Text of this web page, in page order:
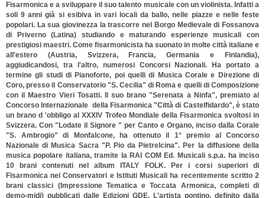
Fisarmonica e a sviluppare il suo talento musicale con un violinista. Infatti a
soli 9 anni già si esibiva in vari locali da ballo, nelle piazze e nelle feste
popolari. La sua giovinezza la trascorre nel Borgo Medievale di Fossanova
di Priverno (Latina) studiando e maturando esperienze musicali con
prestigiosi maestri. Come fisarmonicista ha suonato in molte città italiane e
all'estero (Austria, Svizzera, Francia, Germania e Finlandia),
aggiudicandosi, tra l'altro, numerosi Concorsi Nazionali. Ha portato a
termine gli studi di Pianoforte, poi quelli di Musica Corale e Direzione di
Coro, presso il Conservatorio "S. Cecilia" di Roma e quelli di Composizione
con il Maestro Vieri Tosatti. Il suo brano "Serenata a Ninfa", premiato al
Concorso Internazionale della Fisarmonica "Città di Castelfidardo", è stato
un brano d 'obbligo al XXXIV Trofeo Mondiale della Fisarmonica svoltosi in
Svizzera. Con "Lodate il Signore " per Canto e Organo, inciso dalla Corale
"S. Ambrogio" di Monfalcone, ha ottenuto il 1° premio al Concorso
Nazionale di Musica Sacra "P. Pio da Pietrelcina". Per la diffusione della
musica popolare italiana, tramite la RAI COM Ed. Musicali s.p.a. ha inciso
10 brani contenuti nel album ITALY FOLK. Per i corsi superiori di
Fisarmonica nei Conservatori e Istituti Musicali ha recentemente scritto 2
brani classici (Impressione Tematica e Toccata Armonica, completi di
demo-midi) pubblicati dalle Edizioni GDE. L'artista pontino, definito dalla